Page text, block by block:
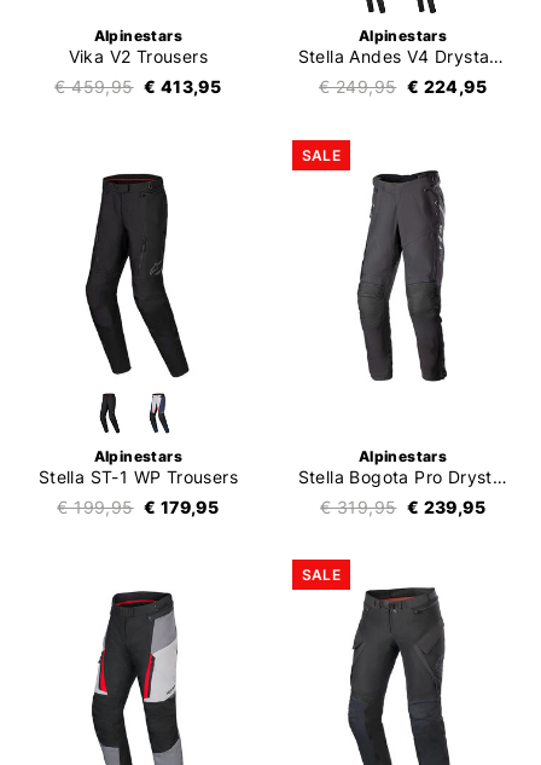
Alpinestars
Vika V2 Trousers
€ 459,95 € 413,95
Alpinestars
Stella Andes V4 Drystar Trousers
€ 249,95 € 224,95
Alpinestars
Stella ST-1 WP Trousers
€ 199,95 € 179,95
SALE
Alpinestars
Stella Bogota Pro Drystar 4S Trousers
€ 319,95 € 239,95
SALE